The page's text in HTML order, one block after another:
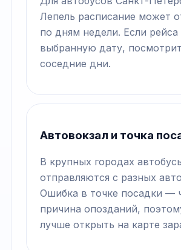
Лепель расписание может
по дням недели. Если рейса
выбранную дату,
соседние дни.
Автовокзал и точка
В крупных городах
отправляются с разных
Ошибка в точке посадки —
причина опозданий,
лучше открыть на карте